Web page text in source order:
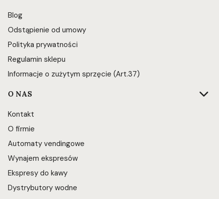
Blog
Odstąpienie od umowy
Polityka prywatności
Regulamin sklepu
Informacje o zużytym sprzęcie (Art.37)
O NAS
Kontakt
O firmie
Automaty vendingowe
Wynajem ekspresów
Ekspresy do kawy
Dystrybutory wodne